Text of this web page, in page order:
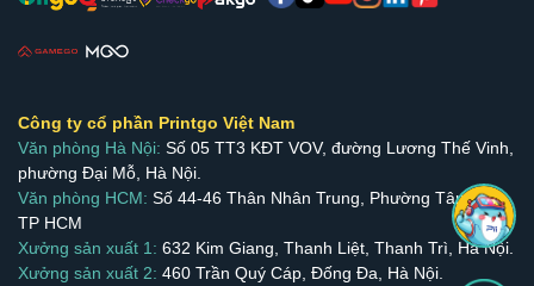
Công ty cổ phần Printgo Việt Nam
Văn phòng Hà Nội: Số 05 TT3 KĐT VOV, đường Lương Thế Vinh,
phường Đại Mỗ, Hà Nội.
Văn phòng HCM: Số 44-46 Thân Nhân Trung, Phường Tân Bình,
TP HCM
Xưởng sản xuất 1: 632 Kim Giang, Thanh Liệt, Thanh Trì, Hà Nội.
Xưởng sản xuất 2: 460 Trần Quý Cáp, Đống Đa, Hà Nội.